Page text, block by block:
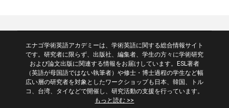
エナゴ学術英語アカデミーは、学術英語に関する総合情報サイト
です。研究者に限らず、出版社、編集者、学生の方々に学術研究
および論文出版に関連する情報をお届けしています。ESL著者
（英語が母国語ではない執筆者）や修士・博士過程の学生など幅
広い層の研究者を対象としたワークショップも日本、韓国、トル
コ、台湾、タイなどで開催し、研究活動の支援を行っています。
もっと読む >>